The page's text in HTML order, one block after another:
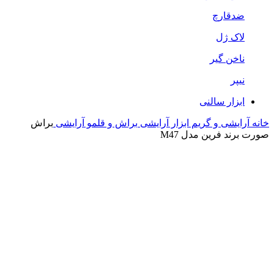
ضدقارچ
لاک ژل
ناخن گیر
نیپر
ابزار سالنی
خانه آرایشی و گریم ابزار آرایشی براش و قلمو آرایشی براش
صورت برند فرین مدل M47